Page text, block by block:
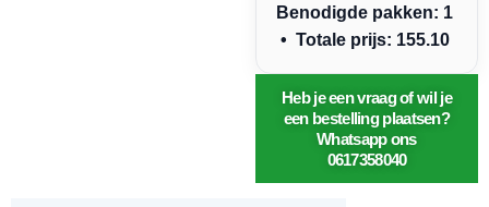
n
a
P
a
rk
e
Benodigde pakken: 1
• Totale prijs: 155.10
Heb je een vraag of wil je
een bestelling plaatsen?
Whatsapp ons
0617358040